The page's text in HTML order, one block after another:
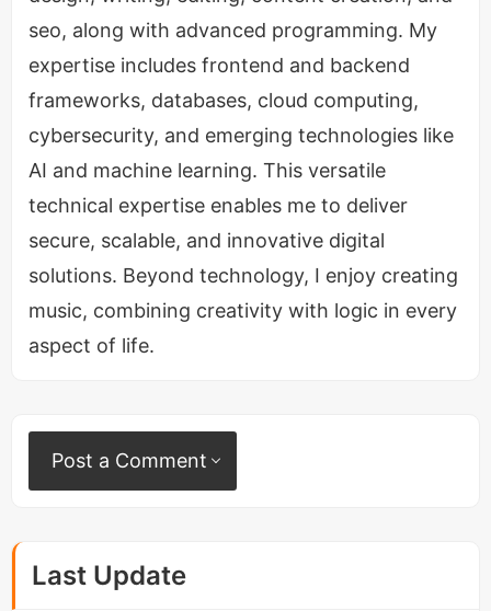
मोहनलाल की फिल्मी यात्रा एक ऐसी प्रेरणा है जो हर उस युवा
के लिए एक मिसाल है जो सपने देखना चाहता है।
शुरुआत:उन्होंने साल 1980 में मलयालम फिल्म इंडस्ट्री में
कदम रखा।
लंबा सफर:आज, 45 साल बाद, वह400 से अधिक फिल्मों
में अपनी अमिट छाप छोड़ चुके हैं।
बहुमुखी प्रतिभा:वह सिर्फ एक अभिनेता ही नहीं, बल्कि एक
सफलनिर्माता और निर्देशकभी हैं।
पहचान:उन्हें पहले ही
उनकी इस अद्भुत यात्रा की तुलना एक ऐसे विशाल वटवृक्ष से की
जा सकती है, जिसकी जड़ें गहरी हैं और शाखाएं फैली हुई हैं, जो
seo, along with advanced programming. My
expertise includes frontend and backend
frameworks, databases, cloud computing,
cybersecurity, and emerging technologies like
AI and machine learning. This versatile
technical expertise enables me to deliver
secure, scalable, and innovative digital
solutions. Beyond technology, I enjoy creating
music, combining creativity with logic in every
aspect of life.
Post a Comment
Last Update